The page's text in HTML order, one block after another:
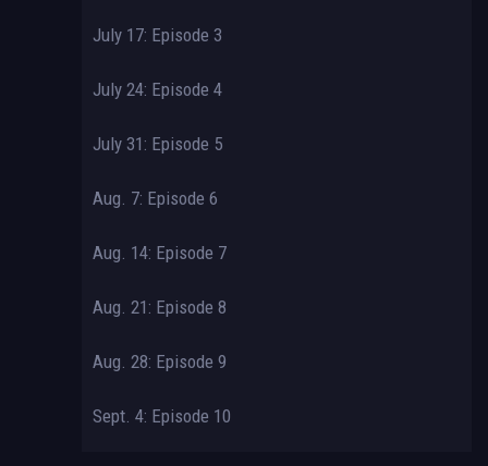
July 17: Episode 3
July 24: Episode 4
July 31: Episode 5
Aug. 7: Episode 6
Aug. 14: Episode 7
Aug. 21: Episode 8
Aug. 28: Episode 9
Sept. 4: Episode 10